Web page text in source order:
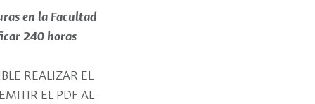
en la Facultad
240 horas
REALIZAR EL
EL PDF AL